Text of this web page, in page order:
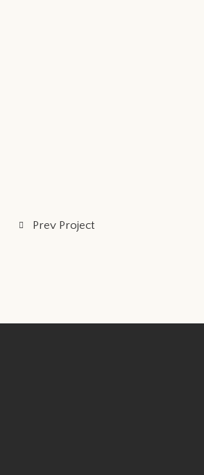
Prev Project